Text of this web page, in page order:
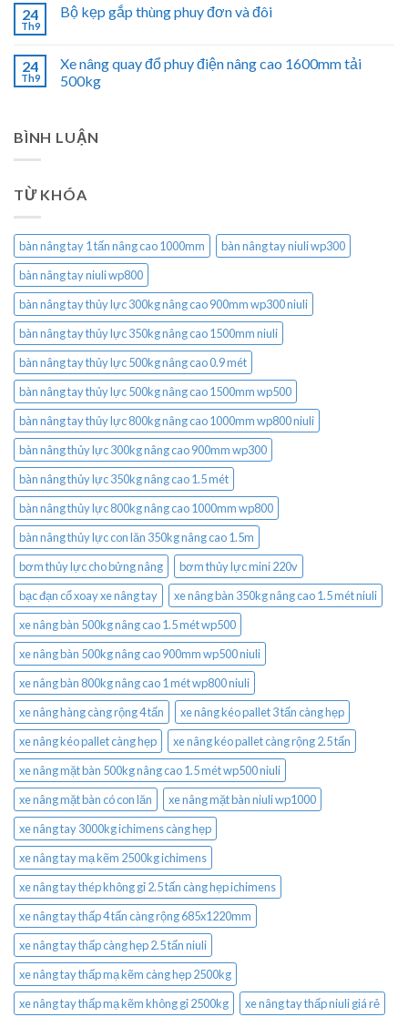
24
Th9
Bộ kẹp gắp thùng phuy đơn và đôi
24
Th9
Xe nâng quay đổ phuy điện nâng cao 1600mm tải
500kg
BÌNH LUẬN
TỪ KHÓA
bàn nâng tay 1 tấn nâng cao 1000mm
bàn nâng tay niuli wp300
bàn nâng tay niuli wp800
bàn nâng tay thủy lực 300kg nâng cao 900mm wp300 niuli
bàn nâng tay thủy lực 350kg nâng cao 1500mm niuli
bàn nâng tay thủy lực 500kg nâng cao 0.9 mét
bàn nâng tay thủy lực 500kg nâng cao 1500mm wp500
bàn nâng tay thủy lực 800kg nâng cao 1000mm wp800 niuli
bàn nâng thủy lực 300kg nâng cao 900mm wp300
bàn nâng thủy lực 350kg nâng cao 1.5 mét
bàn nâng thủy lực 800kg nâng cao 1000mm wp800
bàn nâng thủy lực con lăn 350kg nâng cao 1.5m
bơm thủy lực cho bửng nâng
bơm thủy lực mini 220v
bạc đạn cổ xoay xe nâng tay
xe nâng bàn 350kg nâng cao 1.5 mét niuli
xe nâng bàn 500kg nâng cao 1.5 mét wp500
xe nâng bàn 500kg nâng cao 900mm wp500 niuli
xe nâng bàn 800kg nâng cao 1 mét wp800 niuli
xe nâng hàng càng rộng 4 tấn
xe nâng kéo pallet 3 tấn càng hẹp
xe nâng kéo pallet càng hẹp
xe nâng kéo pallet càng rộng 2.5 tấn
xe nâng mặt bàn 500kg nâng cao 1.5 mét wp500 niuli
xe nâng mặt bàn có con lăn
xe nâng mặt bàn niuli wp1000
xe nâng tay 3000kg ichimens càng hẹp
xe nâng tay mạ kẽm 2500kg ichimens
xe nâng tay thép không gỉ 2.5 tấn càng hẹp ichimens
xe nâng tay thấp 4 tấn càng rộng 685x1220mm
xe nâng tay thấp càng hẹp 2.5 tấn niuli
xe nâng tay thấp mạ kẽm càng hẹp 2500kg
xe nâng tay thấp mạ kẽm không gỉ 2500kg
xe nâng tay thấp niuli giá rẻ